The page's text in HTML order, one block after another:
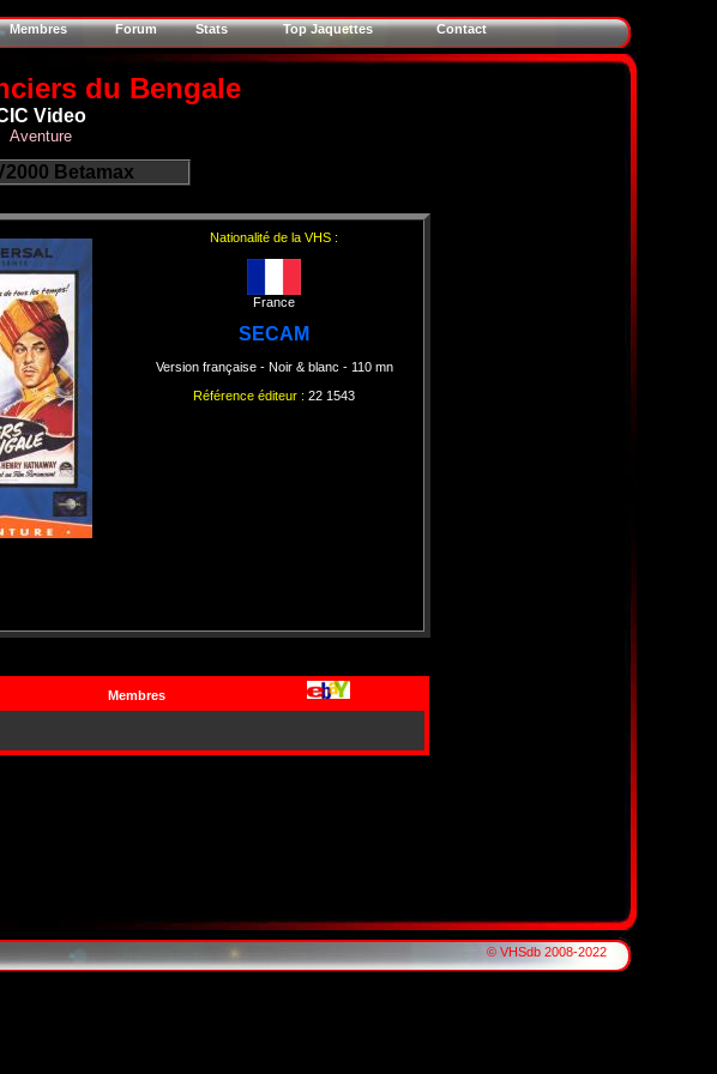
Membres Forum Stats Top Jaquettes Contact
du Bengale
Video
Aventure
Betamax
Nationalité de la VHS :
France
SECAM
Version française- Noir & blanc - 110 mn
Référence éditeur : 22 1543
Membres
© VHSdb 2008-2022